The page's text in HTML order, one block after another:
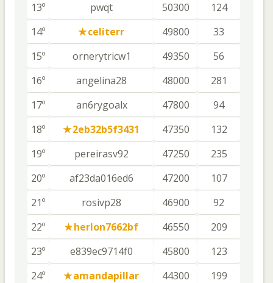
13º
pwqt 50300
124
14º
celiterr 49800
33
15º
ornerytricw1 49350
56
16º
angelina28 48000
281
17º
an6rygoalx 47800
94
18º
2eb32b5f3431 47350
132
19º
pereirasv92 47250
235
20º
af23da016ed6 47200
107
21º
rosivp28 46900
92
22º
herlon7662bf 46550
209
23º
e839ec9714f0 45800
123
24º
amandapillar 44300 199